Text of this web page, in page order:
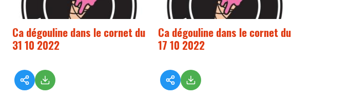
Ca dégouline dans le cornet du
31 10 2022
Ca dégouline dans le cornet du
17 10 2022